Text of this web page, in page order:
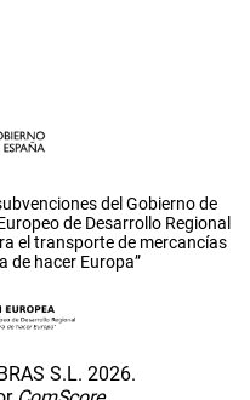
del Gobierno de
de Desarrollo Regional
el transporte de mercancías
de hacer Europa”
S.L. 2026.